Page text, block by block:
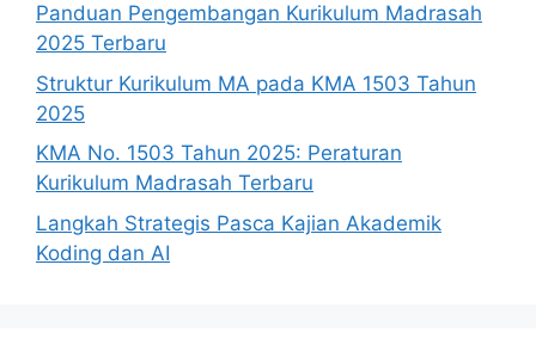
Panduan Pengembangan Kurikulum Madrasah
2025 Terbaru
Struktur Kurikulum MA pada KMA 1503 Tahun
2025
KMA No. 1503 Tahun 2025: Peraturan
Kurikulum Madrasah Terbaru
Langkah Strategis Pasca Kajian Akademik
Koding dan AI